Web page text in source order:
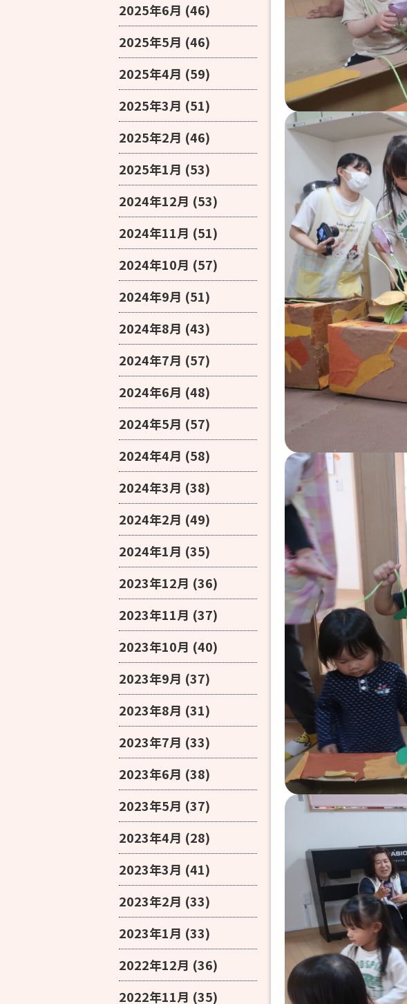
2025年6月 (46)
2025年5月 (46)
2025年4月 (59)
2025年3月 (51)
2025年2月 (46)
2025年1月 (53)
2024年12月 (53)
2024年11月 (51)
2024年10月 (57)
2024年9月 (51)
2024年8月 (43)
2024年7月 (57)
2024年6月 (48)
2024年5月 (57)
2024年4月 (58)
2024年3月 (38)
2024年2月 (49)
2024年1月 (35)
2023年12月 (36)
2023年11月 (37)
2023年10月 (40)
2023年9月 (37)
2023年8月 (31)
2023年7月 (33)
2023年6月 (38)
2023年5月 (37)
2023年4月 (28)
2023年3月 (41)
2023年2月 (33)
2023年1月 (33)
2022年12月 (36)
2022年11月 (35)